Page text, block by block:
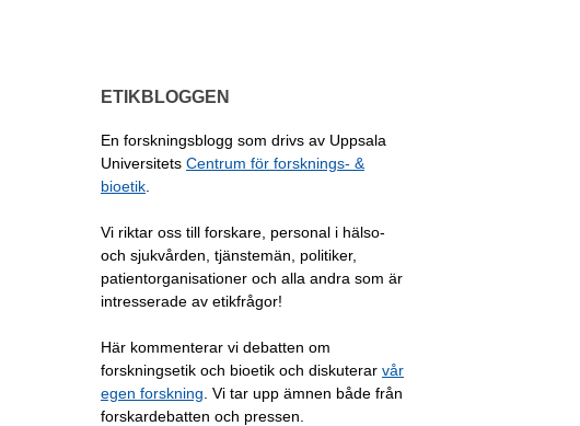
ETIKBLOGGEN
En forskningsblogg som drivs av Uppsala
Universitets Centrum för forsknings- &
bioetik
Vi riktar oss till forskare, personal i hälso-
och sjukvården, tjänstemän, politiker,
patientorganisationer och alla andra som är
intresserade av etikfrågor!
Här kommenterar vi debatten om
forskningsetik och bioetik och diskuterar vår
egen forskning . Vi tar upp ämnen både från
forskardebatten och pressen.